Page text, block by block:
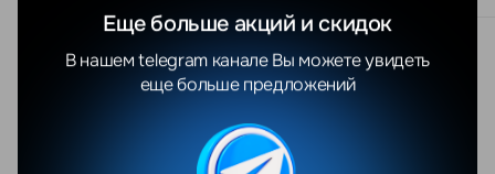
Новости
Еще больше акций и скидок
В нашем telegram канале Вы можете увидеть
еще больше предложений